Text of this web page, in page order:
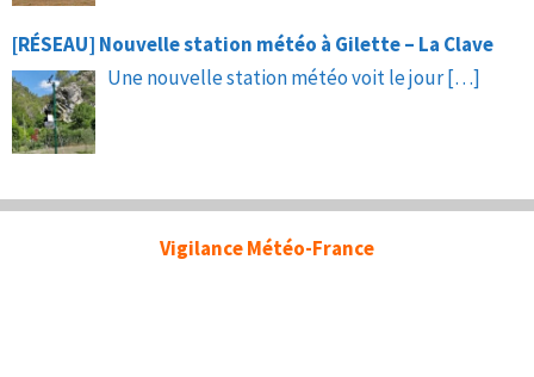
[RÉSEAU] Nouvelle station météo à Gilette – La Clave
Une nouvelle station météo voit le jour[…]
Vigilance Météo-France